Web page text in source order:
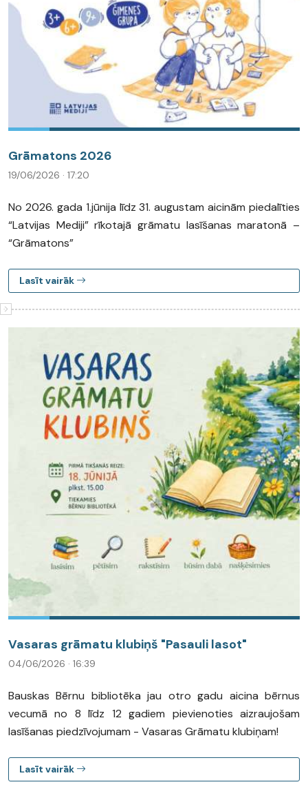
Grāmatons 2026
19/06/2026 · 17:20
No 2026. gada 1.jūnija līdz 31. augustam aicinām piedalīties
“Latvijas Mediji” rīkotajā grāmatu lasīšanas maratonā –
“Grāmatons”
Lasīt vairāk
Vasaras grāmatu klubiņš "Pasauli lasot"
04/06/2026 · 16:39
Bauskas Bērnu bibliotēka jau otro gadu aicina bērnus
vecumā no 8 līdz 12 gadiem pievienoties aizraujošam
lasīšanas piedzīvojumam - Vasaras Grāmatu klubiņam!
Lasīt vairāk